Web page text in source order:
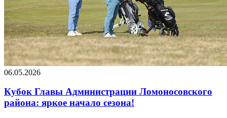
06.05.2026
Кубок Главы Администрации Ломоносовского
района: яркое начало сезона!